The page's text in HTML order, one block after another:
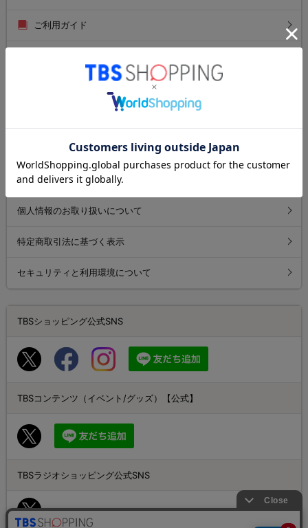
ご利用ガイド
よくあるご質問
お問い合わせ
個人情報のお取り扱いについて
特定商取引法に基づく表示
セキュリティと利用環境について
TBSショッピング公式SNS
TBSコンテンツ（イベント/グッズ）【公式】
TBSラジオショッピング公式SNS